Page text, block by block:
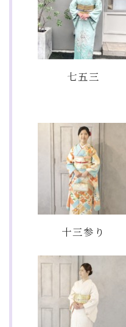
七五三
十三参り